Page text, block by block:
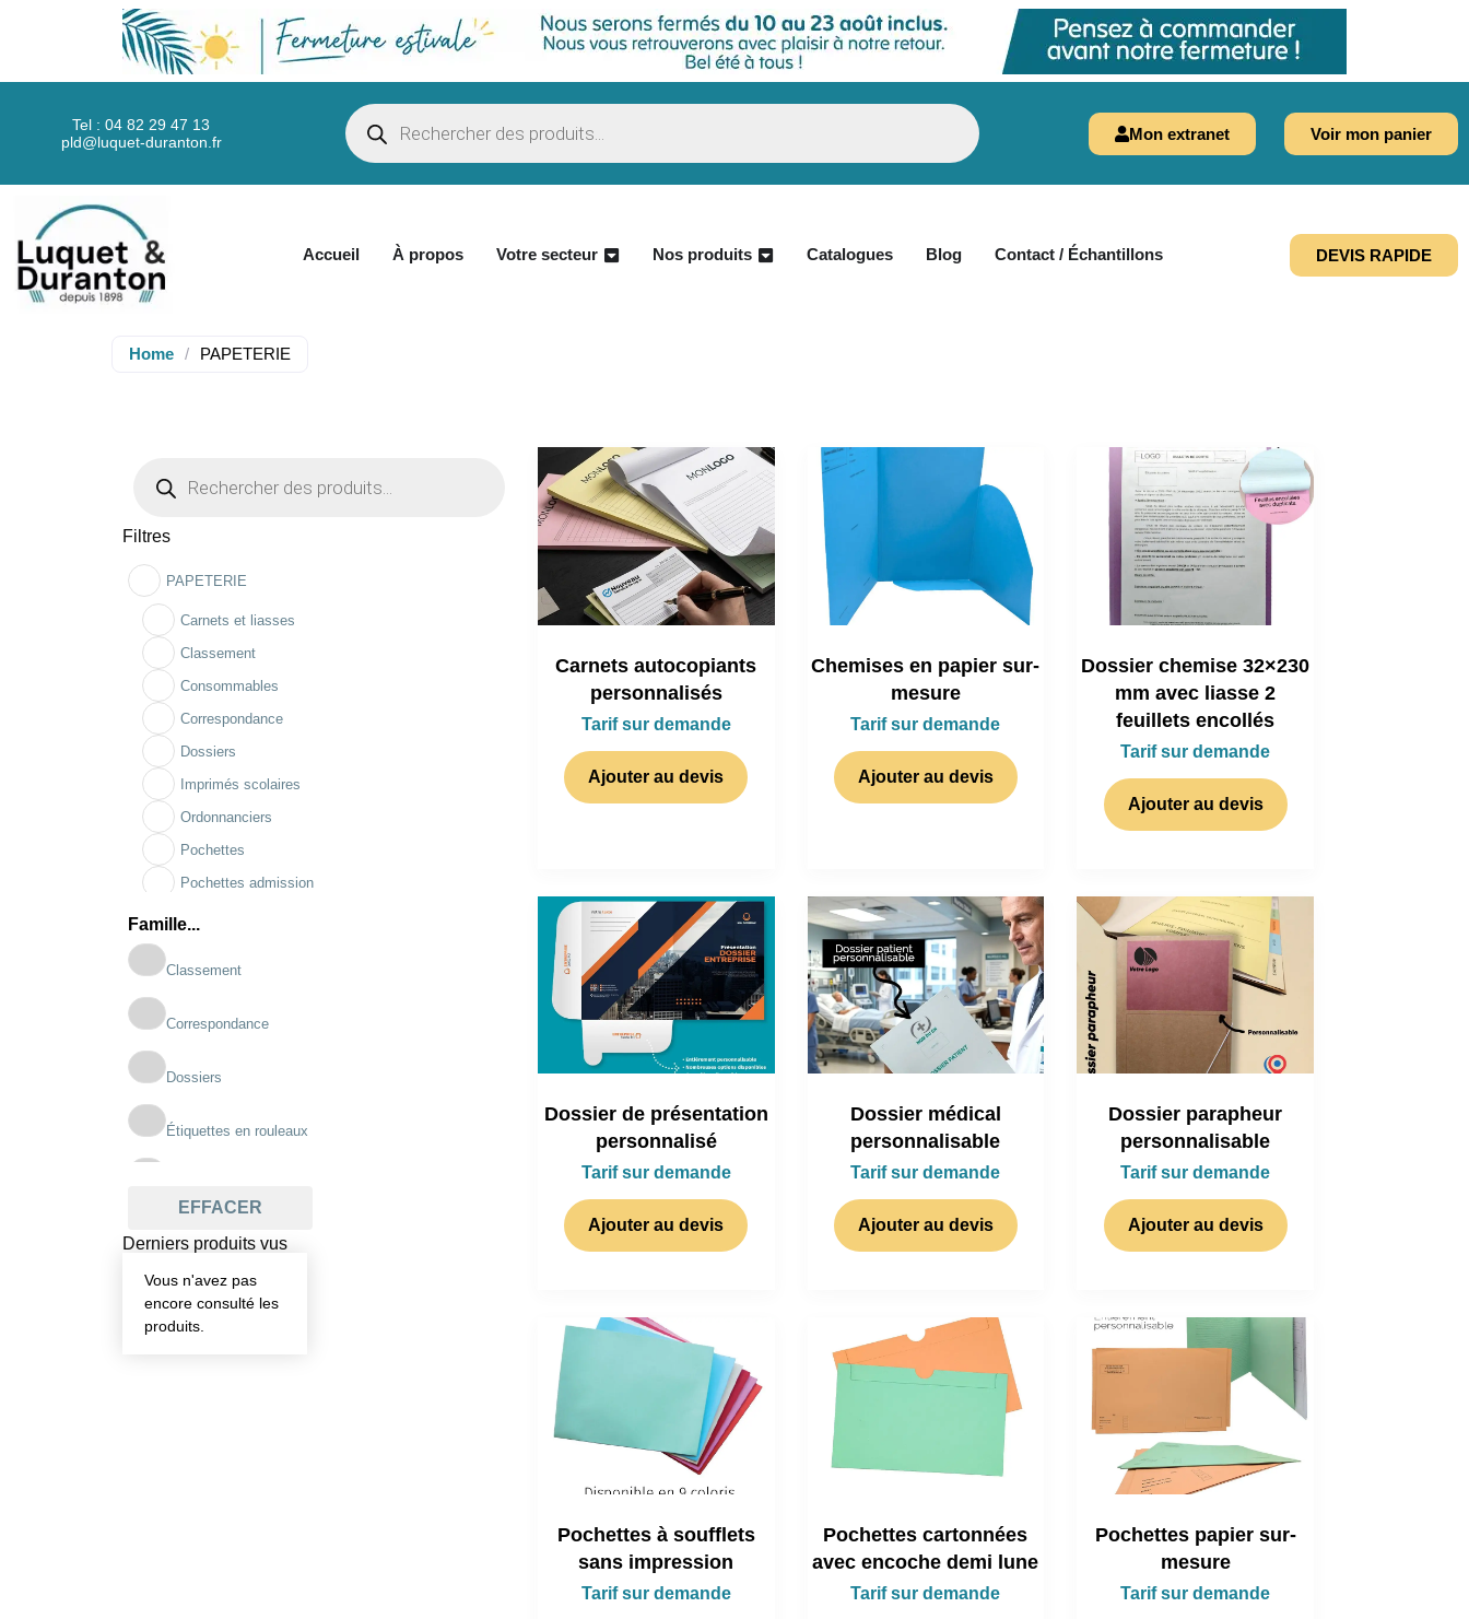
Tel : 04 82 29 47 13
pld@luquet-duranton.fr
Mon extranet Voir mon panier
Accueil À propos Votre secteur Nos produits Catalogues Blog Contact / Échantillons DEVIS RAPIDE
Home / PAPETERIE
Filtres
PAPETERIE
Carnets et liasses
Classement
Consommables
Correspondance
Dossiers
Imprimés scolaires
Ordonnanciers
Pochettes
Pochettes admission
Famille...
Classement
Correspondance
Dossiers
Étiquettes en rouleaux
Pochettes
EFFACER
Derniers produits vus
Vous n'avez pas
encore consulté les
produits.
Carnets autocopiants
personnalisés
Tarif sur demande
Ajouter au devis
Chemises en papier sur-
mesure
Tarif sur demande
Ajouter au devis
Dossier chemise 32×230
mm avec liasse 2
feuillets encollés
Tarif sur demande
Ajouter au devis
Dossier de présentation
personnalisé
Tarif sur demande
Ajouter au devis
Dossier médical
personnalisable
Tarif sur demande
Ajouter au devis
Dossier parapheur
personnalisable
Tarif sur demande
Ajouter au devis
Pochettes à soufflets
sans impression
Tarif sur demande
Pochettes cartonnées
avec encoche demi lune
Tarif sur demande
Pochettes papier sur-
mesure
Tarif sur demande